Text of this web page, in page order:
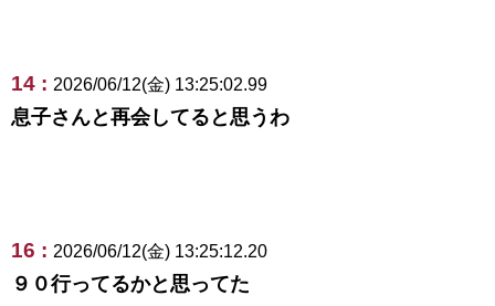
14 : 2026/06/12(金) 13:25:02.99
息子さんと再会してると思うわ
16 : 2026/06/12(金) 13:25:12.20
９０行ってるかと思ってた